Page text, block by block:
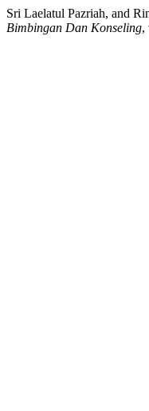
Sri Laelatul Pazriah, and
Bimbingan Dan Konseling,